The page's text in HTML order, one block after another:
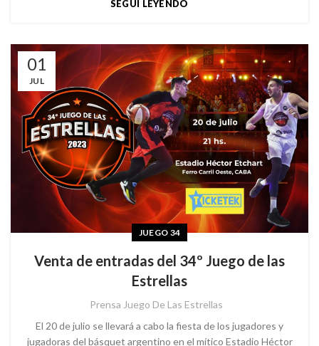
SEGUÍ LEYENDO
01
JUL
JUEGO 34
Venta de entradas del 34º Juego de las
Estrellas
Prensa Juego De Las Estrellas
El 20 de julio se llevará a cabo la fiesta de los jugadores y
jugadoras del básquet argentino en el mítico Estadio Héctor